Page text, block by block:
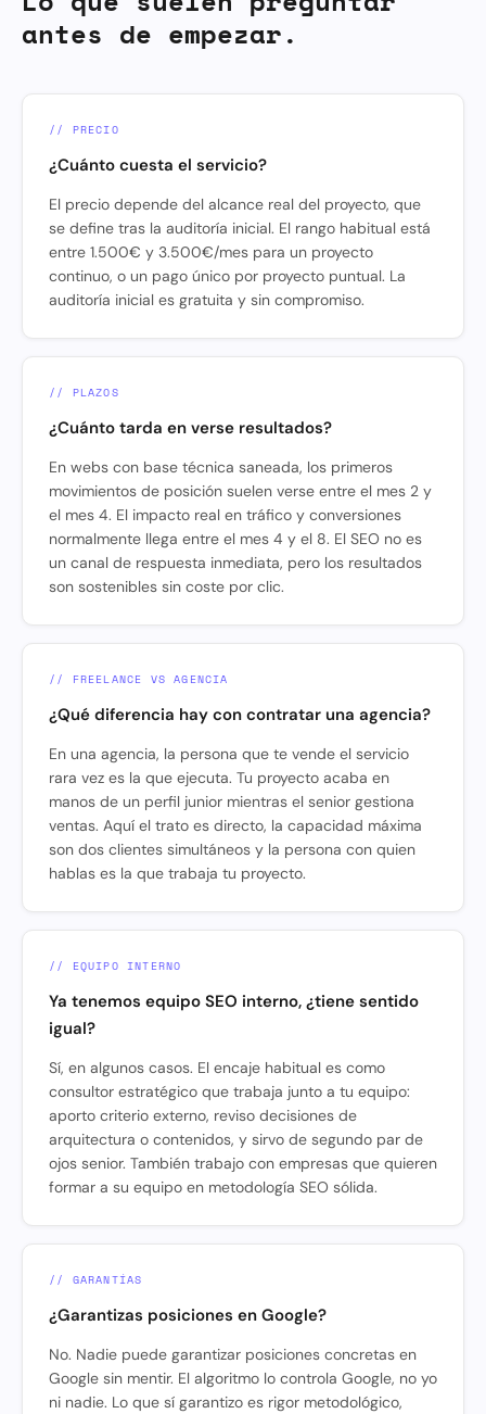
antes de empezar.
// PRECIO
¿Cuánto cuesta el servicio?
El precio depende del alcance real del proyecto, que
se define tras la auditoría inicial. El rango habitual está
entre 1.500€ y 3.500€/mes para un proyecto
continuo, o un pago único por proyecto puntual. La
auditoría inicial es gratuita y sin compromiso.
// PLAZOS
¿Cuánto tarda en verse resultados?
En webs con base técnica saneada, los primeros
movimientos de posición suelen verse entre el mes 2 y
el mes 4. El impacto real en tráfico y conversiones
normalmente llega entre el mes 4 y el 8. El SEO no es
un canal de respuesta inmediata, pero los resultados
son sostenibles sin coste por clic.
// FREELANCE VS AGENCIA
¿Qué diferencia hay con contratar una agencia?
En una agencia, la persona que te vende el servicio
rara vez es la que ejecuta. Tu proyecto acaba en
manos de un perfil junior mientras el senior gestiona
ventas. Aquí el trato es directo, la capacidad máxima
son dos clientes simultáneos y la persona con quien
hablas es la que trabaja tu proyecto.
// EQUIPO INTERNO
Ya tenemos equipo SEO interno, ¿tiene sentido
igual?
Sí, en algunos casos. El encaje habitual es como
consultor estratégico que trabaja junto a tu equipo:
aporto criterio externo, reviso decisiones de
arquitectura o contenidos, y sirvo de segundo par de
ojos senior. También trabajo con empresas que quieren
formar a su equipo en metodología SEO sólida.
// GARANTÍAS
¿Garantizas posiciones en Google?
No. Nadie puede garantizar posiciones concretas en
Google sin mentir. El algoritmo lo controla Google, no yo
ni nadie. Lo que sí garantizo es rigor metodológico,